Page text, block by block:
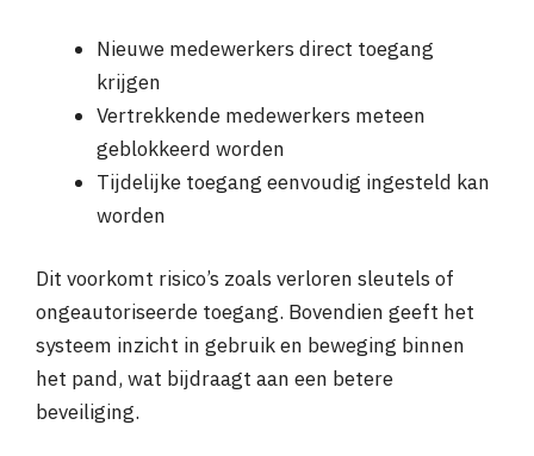
Nieuwe medewerkers direct toegang
krijgen
Vertrekkende medewerkers meteen
geblokkeerd worden
Tijdelijke toegang eenvoudig ingesteld kan
worden
Dit voorkomt risico’s zoals verloren sleutels of
ongeautoriseerde toegang. Bovendien geeft het
systeem inzicht in gebruik en beweging binnen
het pand, wat bijdraagt aan een betere
beveiliging.